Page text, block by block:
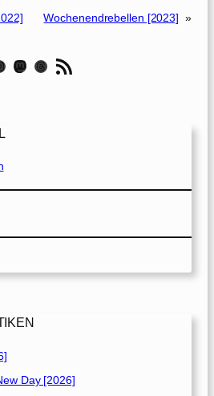
Wochenendrebellen [2023] »
Mastodon Threads RSS-Feed
Day [2026]